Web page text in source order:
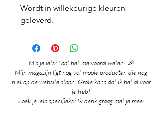
Wordt in willekeurige kleuren
geleverd.
Mis je iets? Laat het me vooral weten! 🎉
Mijn magazijn ligt nog vol mooie producten die nog
niet op de website staan. Grote kans dat ik het al voor
je heb!
Zoek je iets specifieks? Ik denk graag met je mee!